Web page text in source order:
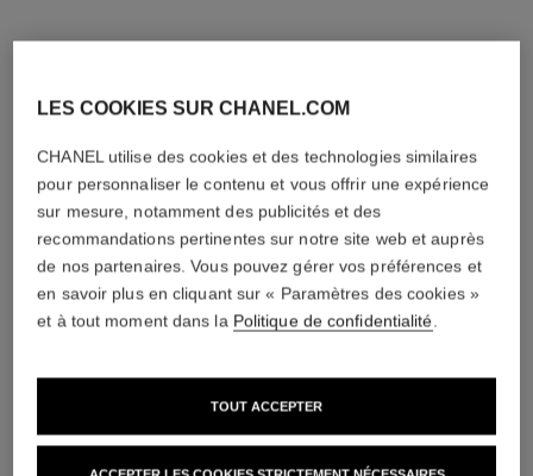
LES COOKIES SUR CHANEL.COM
CHANEL utilise des cookies et des technologies similaires
pour personnaliser le contenu et vous offrir une expérience
sur mesure, notamment des publicités et des
recommandations pertinentes sur notre site web et auprès
de nos partenaires. Vous pouvez gérer vos préférences et
en savoir plus en cliquant sur « Paramètres des cookies »
et à tout moment dans la Politique de confidentialité
TOUT ACCEPTER